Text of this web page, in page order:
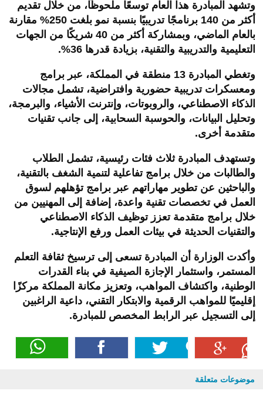
وتشهد المبادرة هذا العام توسعًا ملحوظًا، من خلال تقديم
أكثر من 140 برنامجًا تدريبيًا بنسبة نمو بلغت 250%
مقارنة
بالعام الماضي، وبمشاركة أكثر من 40 شريكًا من الجهات
التعليمية والتدريبية والتقنية، بزيادة قدرها 36%.
وتغطي المبادرة 13 منطقة في المملكة، عبر برامج
ومعسكرات تدريبية حضورية وافتراضية، تشمل مجالات
الذكاء الاصطناعي، والروبوتات، وإنترنت الأشياء، والبرمجة،
وتحليل البيانات، والحوسبة السحابية، إلى جانب تقنيات
متقدمة أخرى.
وتستهدف المبادرة ثلاث فئات رئيسية، تشمل الطلاب
والطالبات من خلال برامج تفاعلية لتنمية الشغف بالتقنية،
والباحثين عن تطوير مهاراتهم عبر برامج تؤهلهم لسوق
العمل في تخصصات تقنية واعدة، إضافة إلى المهنيين من
خلال برامج متقدمة تعزز توظيف الذكاء الاصطناعي
والتقنيات الحديثة في بيئات العمل ورفع الإنتاجية.
وأكدت الوزارة أن المبادرة تسعى إلى ترسيخ ثقافة التعلم
المستمر، واستثمار الإجازة الصيفية في بناء القدرات
الوطنية، واكتشاف المواهب، وتعزيز مكانة المملكة مركزًا
إقليميًا للمواهب الرقمية والابتكار التقني، داعية الراغبين
إلى التسجيل عبر الرابط المخصص للمبادرة.
موضوعات متعلقة